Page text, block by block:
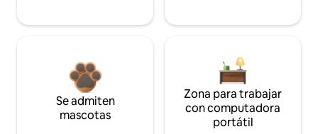
Se admiten
mascotas
Zona para trabajar
con computadora
portátil